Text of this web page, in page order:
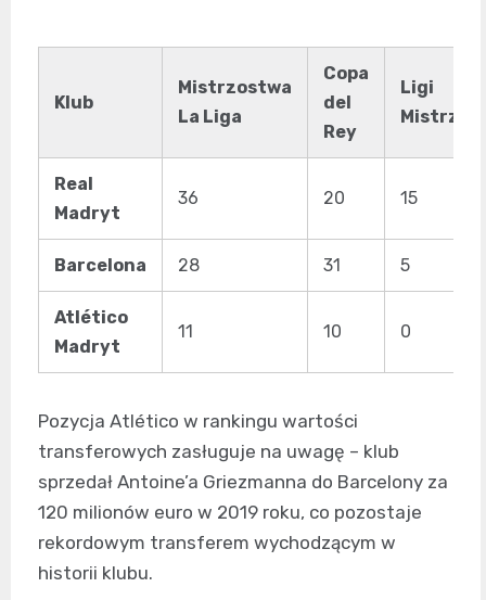
Klub
Mistrzostwa
La Liga
Copa
del
Rey
Ligi
Mistrzów
Real
Madryt
36 20 15
Barcelona 28 31 5
Atlético
Madryt
11 10 0
Pozycja Atlético w rankingu wartości
transferowych zasługuje na uwagę – klub
sprzedał Antoine’a Griezmanna do Barcelony za
120 milionów euro w 2019 roku, co pozostaje
rekordowym transferem wychodzącym w
historii klubu.